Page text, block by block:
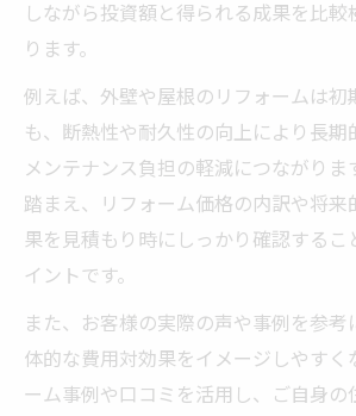
しながら投資額と得られる成果を比較
ります。
例えば、外壁や屋根のリフォームは初
も、断熱性や耐久性の向上により長期
メンテナンス負担の軽減につながりま
踏まえ、リフォーム価格の内訳や将来
果を見積もり時にしっかり確認するこ
イントです。
また、お客様の実際の声や事例を参考
体的な費用対効果をイメージしやすく
ーム事例や口コミを活用し、ご自身の